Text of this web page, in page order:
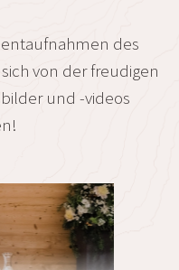
des
von der freudigen
und -videos